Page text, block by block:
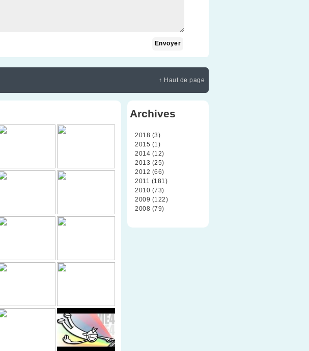
↑ Haut de page
Archives
2018 (3)
2015 (1)
2014 (12)
2013 (25)
2012 (66)
2011 (181)
2010 (73)
2009 (122)
2008 (79)